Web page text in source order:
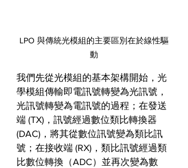
LPO 與傳統光模組的主要區別在於線性驅
動
我們先從光模組的基本架構開始，光
學模組傳輸即電訊號轉變為光訊號，
光訊號轉變為電訊號的過程；在發送
端 (TX)，訊號經過數位類比轉換器
(DAC)，將其從數位訊號變為類比訊
號；在接收端 (RX)，類比訊號經過類
比數位轉換（ADC）並再次變為數